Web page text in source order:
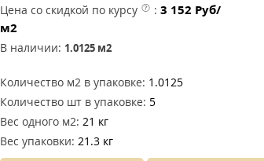
Цена со скидкой по курсу : 3 152 Руб/
м2
В наличии: 1.0125 м2
Количество м2 в упаковке: 1.0125
Количество шт в упаковке: 5
Вес одного м2: 21 кг
Вес упаковки: 21.3 кг